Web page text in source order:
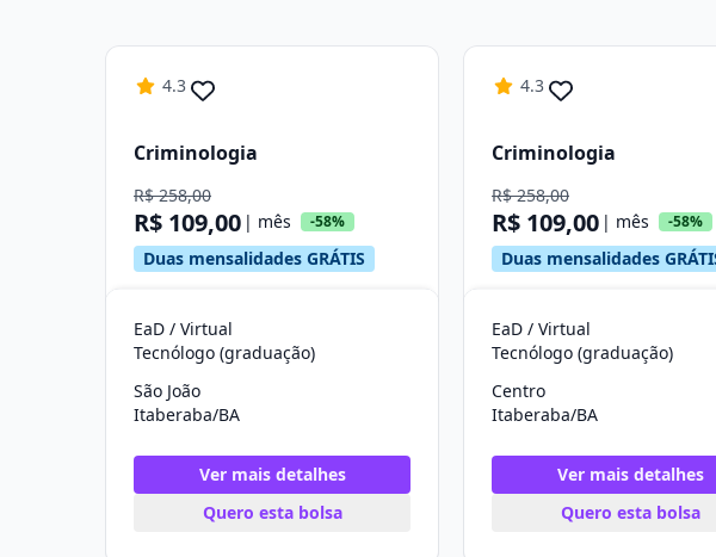
4.3
Criminologia
R$ 258,00
R$ 109,00 | mês -58%
Duas mensalidades GRÁTIS
EaD / Virtual
Tecnólogo (graduação)
São João
Itaberaba/BA
Ver mais detalhes
Quero esta bolsa
4.3
Criminologia
R$ 258,00
R$ 109,00 | mês -58%
Duas mensalidades
EaD / Virtual
Tecnólogo (graduação)
Centro
Itaberaba/BA
Ver mais detalhes
Quero esta bolsa